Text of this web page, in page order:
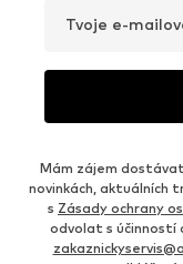
Tvoje e-
Mám zájem
novinkách, aktuálních
s Zásady ochrany
odvolat s účinností